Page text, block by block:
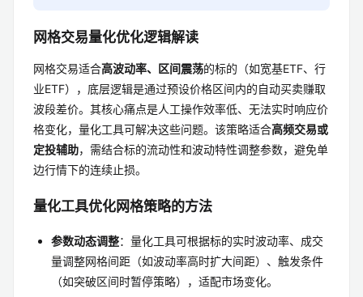
网格交易量化优化逻辑解读
网格交易适合高波动率、区间震荡的标的（如宽基ETF、行
业ETF），底层逻辑是通过预设价格区间内的自动买卖赚取
波段差价。其核心痛点是人工操作效率低、无法实时响应价
格变化，量化工具可解决这些问题。该策略适合高频交易或
定投辅助，需结合标的流动性和波动特性调整参数，避免单
边行情下的连续止损。
量化工具优化网格策略的方法
参数动态调整：量化工具可根据标的实时波动率、成交
量调整网格间距（如波动率高时扩大间距）、触发条件
（如突破区间时暂停策略），适配市场变化。